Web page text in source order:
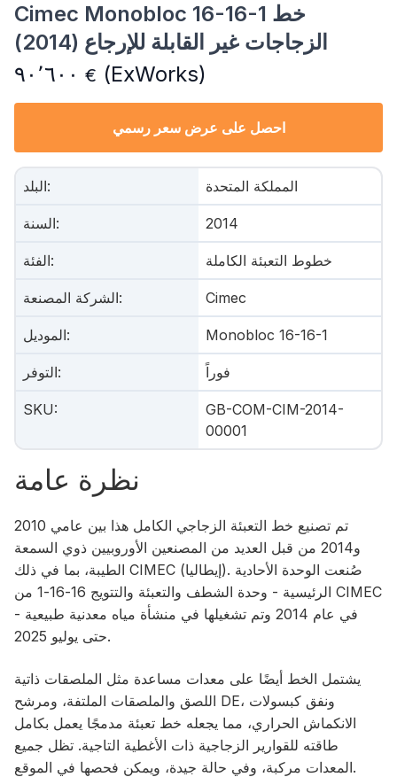
Cimec Monobloc 16-16-1 خط
الزجاجات غير القابلة للإرجاع (2014)
٩٠٬٦٠٠ € (ExWorks)
احصل على عرض سعر رسمي
البلد: المملكة المتحدة
السنة: 2014
الفئة: خطوط التعبئة الكاملة
الشركة المصنعة: Cimec
الموديل: Monobloc 16-16-1
التوفر: فوراً
SKU:
GB-COM-CIM-2014-
00001
نظرة عامة
تم تصنيع خط التعبئة الزجاجي الكامل هذا بين عامي 2010
و2014 من قبل العديد من المصنعين الأوروبيين ذوي السمعة
الطيبة، بما في ذلك CIMEC (إيطاليا). صُنعت الوحدة الأحادية
الرئيسية - وحدة الشطف والتعبئة والتتويج 16-16-1 من CIMEC
- في عام 2014 وتم تشغيلها في منشأة مياه معدنية طبيعية
حتى يوليو 2025.
يشتمل الخط أيضًا على معدات مساعدة مثل الملصقات ذاتية
اللصق والملصقات الملتفة، ومرشح DE، ونفق كبسولات
الانكماش الحراري، مما يجعله خط تعبئة مدمجًا يعمل بكامل
طاقته للقوارير الزجاجية ذات الأغطية التاجية. تظل جميع
المعدات مركبة، وفي حالة جيدة، ويمكن فحصها في الموقع.